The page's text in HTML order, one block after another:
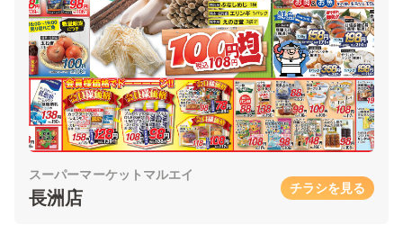
スーパーマーケットマルエイ
長洲店 チラシを見る